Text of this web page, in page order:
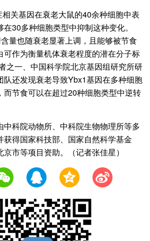
关基因在衰老大鼠的40余种细胞中表
30多种细胞类型中抑制这种变化。
量也随衰老显著上调，且能够被节食
可作为衡量机体衰老程度的潜在分子标
之一、中国科学院北京基因组研究所研
队还发现衰老导致Ybx1基因在多种细胞
而节食可以在超过20种细胞类型中逆转
科院动物所、中科院生物物理所等多
获得国家科技部、国家自然科学基金
市等项目资助。（记者张佳星）